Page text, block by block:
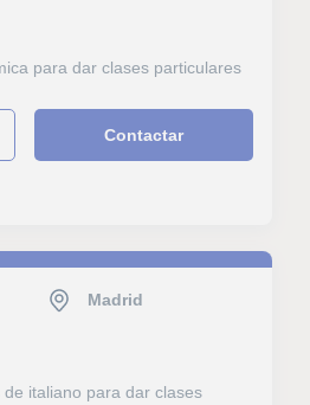
para dar clases particulares
Contactar
Madrid
italiano para dar clases